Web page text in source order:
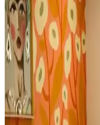
Küçük oturma
dekorasyonunda
Doğru mobilya seçimi ve
hem şık kılar.
Hermes Avalon
Çeyrek Fermuarlı
Hermes Avalon
kazak, merino ve kaşmir
Ürünler dayanıklılık ve